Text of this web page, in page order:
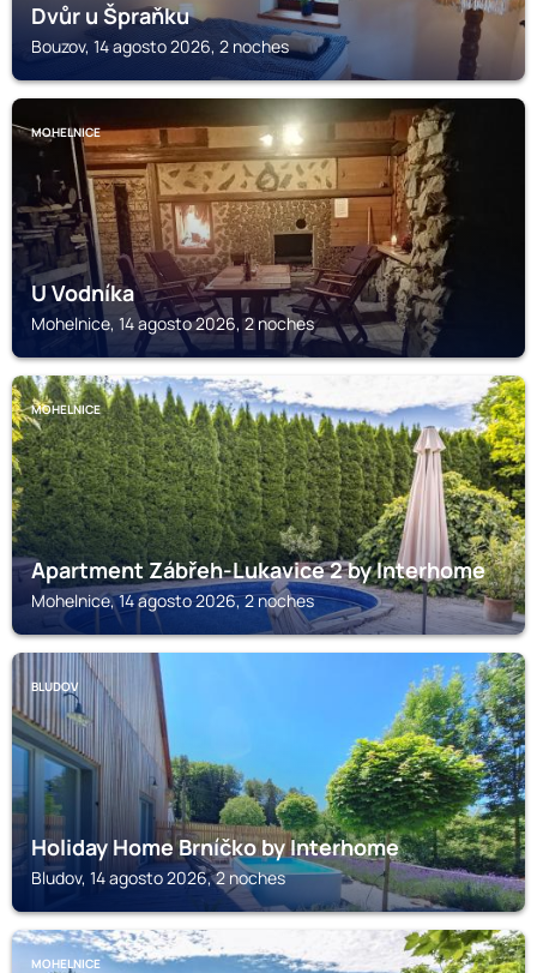
Dvůr u Špraňku
Bouzov, 14 agosto 2026, 2 noches
MOHELNICE
U Vodníka
Mohelnice, 14 agosto 2026, 2 noches
MOHELNICE
Apartment Zábřeh-Lukavice 2 by Interhome
Mohelnice, 14 agosto 2026, 2 noches
BLUDOV
Holiday Home Brníčko by Interhome
Bludov, 14 agosto 2026, 2 noches
MOHELNICE